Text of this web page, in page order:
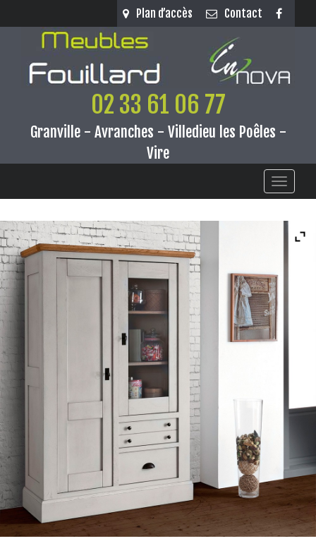
Plan d’accès Contact
02 33 61 06 77
Granville - Avranches - Villedieu les Poêles -
Vire
Toggle
Panneau de gestion des cookies